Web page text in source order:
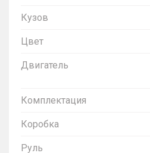
Кузов
Цвет
Двигатель
Комплектация
Коробка
Руль